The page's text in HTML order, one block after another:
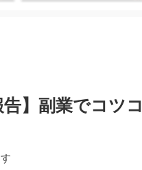
告】副業でコツ